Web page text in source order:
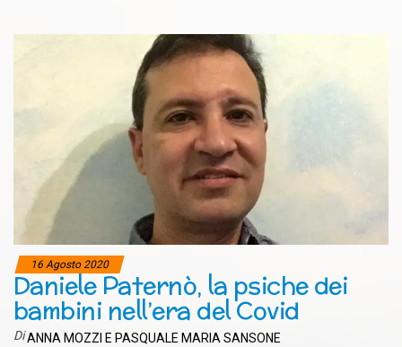
16 Agosto 2020
Daniele Paternò, la psiche dei
bambini nell’era del Covid
DiANNA MOZZI E PASQUALE MARIA SANSONE